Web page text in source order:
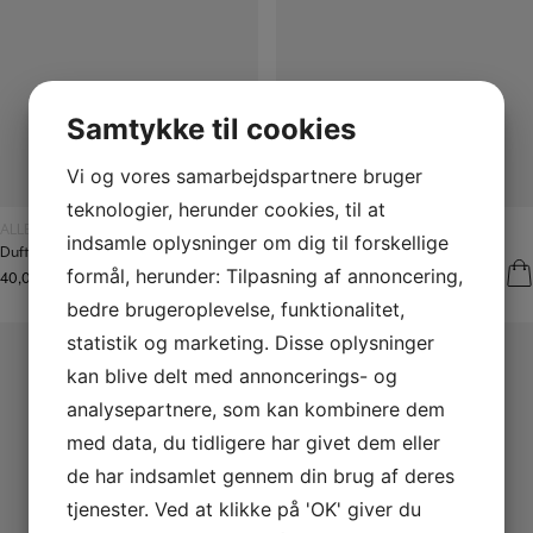
Læs mere
Duftolie White Musk
40,00
–600,00kr.
ALLE PRODUKTER
Duftolie Bergamot Lime
40,00 kr.–750,00kr.
Samtykke til cookies
Vi og vores samarbejdspartnere bruger
teknologier, herunder cookies, til at
indsamle oplysninger om dig til forskellige
formål, herunder: Tilpasning af annoncering,
bedre brugeroplevelse, funktionalitet,
statistik og marketing. Disse oplysninger
kan blive delt med annoncerings- og
analysepartnere, som kan kombinere dem
med data, du tidligere har givet dem eller
de har indsamlet gennem din brug af deres
tjenester. Ved at klikke på 'OK' giver du